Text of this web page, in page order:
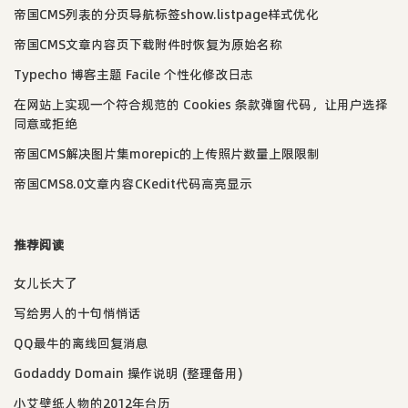
帝国CMS列表的分页导航标签show.listpage样式优化
帝国CMS文章内容页下载附件时恢复为原始名称
Typecho 博客主题 Facile 个性化修改日志
在网站上实现一个符合规范的 Cookies 条款弹窗代码，让用户选择
同意或拒绝
帝国CMS解决图片集morepic的上传照片数量上限限制
帝国CMS8.0文章内容CKedit代码高亮显示
推荐阅读
女儿长大了
写给男人的十句悄悄话
QQ最牛的离线回复消息
Godaddy Domain 操作说明 (整理备用)
小艾壁纸人物的2012年台历